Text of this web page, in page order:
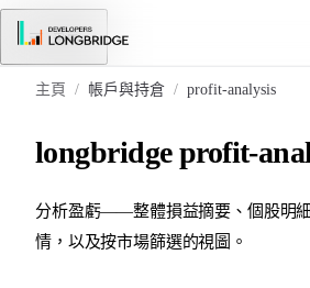
跳轉到內容
菜單
主頁 / 帳戶與持倉 / profit-analysis
longbridge profit-
分析盈虧——整體損益摘要、個股明細
情，以及按市場篩選的視圖。